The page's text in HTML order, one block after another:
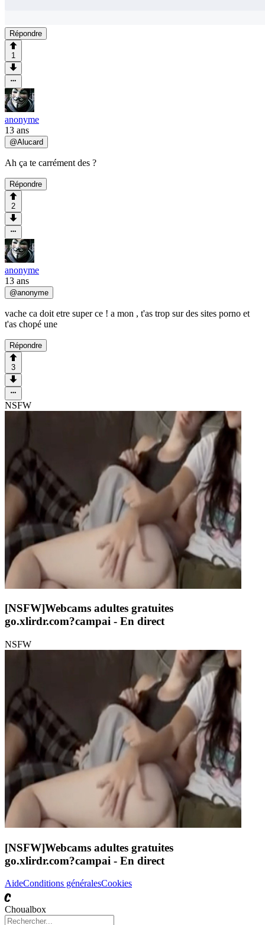
Répondre
1
anonyme
13 ans
@Alucard
Ah ça te carrément des ?
Répondre
2
anonyme
13 ans
@anonyme
vache ca doit etre super ce ! a mon , t'as trop sur des sites porno et
t'as chopé une
Répondre
3
NSFW
[NSFW]Webcams adultes gratuites
go.xlirdr.com?campai - En direct
NSFW
[NSFW]Webcams adultes gratuites
go.xlirdr.com?campai - En direct
AideConditions généralesCookies
C
Choualbox